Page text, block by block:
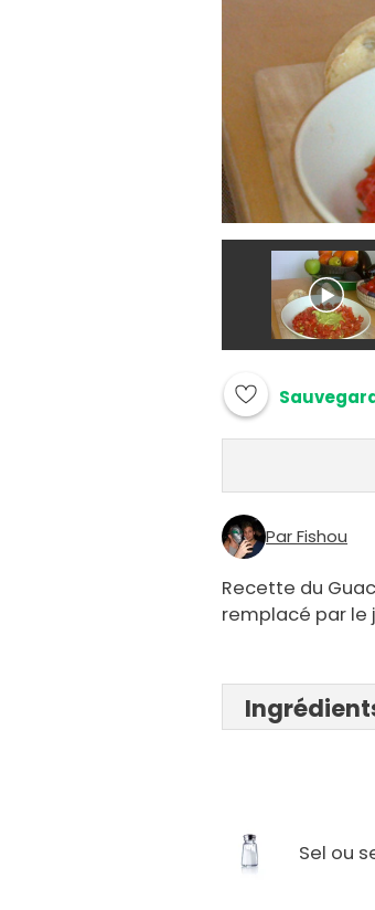
Par Fishou
Recette du
remplacé par le
Sel ou